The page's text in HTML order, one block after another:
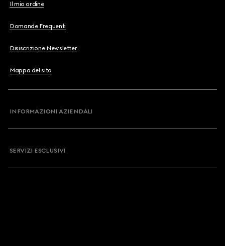
Il mio ordine
Domande Frequenti
Disiscrizione Newsletter
Mappa del sito
INFORMAZIONI AZIENDALI
SERVIZI ESCLUSIVI